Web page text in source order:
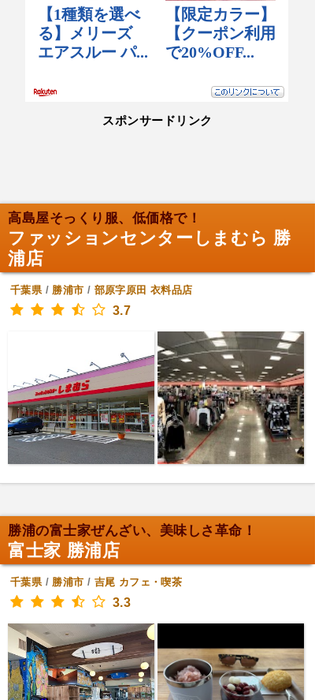
スポンサードリンク
高島屋そっくり服、低価格で！
ファッションセンターしまむら 勝
浦店
千葉県/ 勝浦市 / 部原字原田 衣料品店
3.7
勝浦の富士家ぜんざい、美味しさ革命！
富士家 勝浦店
千葉県/ 勝浦市 / 吉尾 カフェ・喫茶
3.3